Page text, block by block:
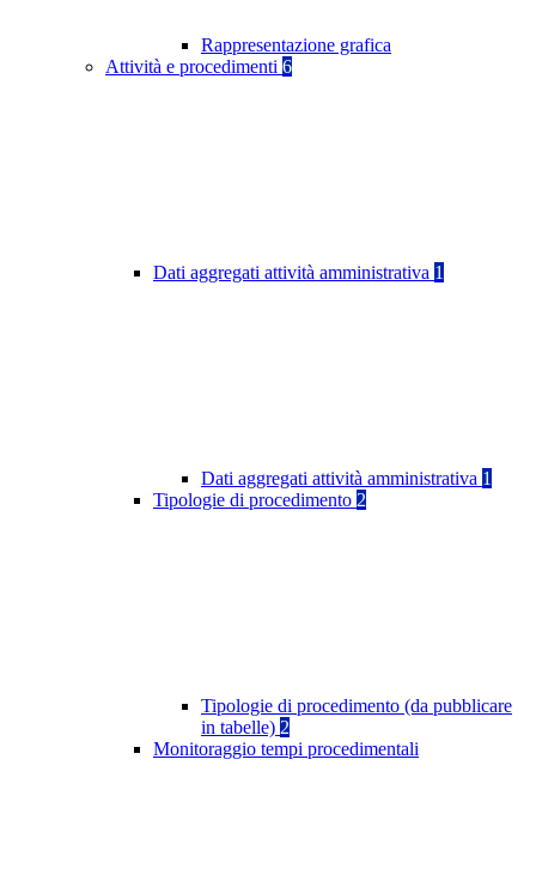
Rappresentazione grafica
Attività e procedimenti 6
Dati aggregati attività amministrativa 1
Dati aggregati attività amministrativa 1
Tipologie di procedimento 2
Tipologie di procedimento (da pubblicare
in tabelle) 2
Monitoraggio tempi procedimentali